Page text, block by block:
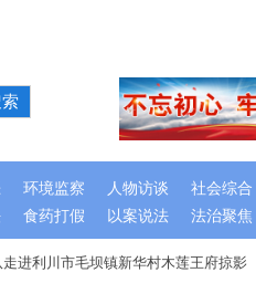
利川市毛坝镇新华村木莲王府掠影
食药打假 以案说法 法治聚焦
环境监察 人物访谈 社会综合